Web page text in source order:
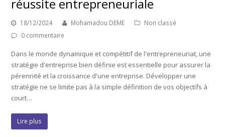
réussite entrepreneuriale
18/12/2024 Mohamadou DEME
Non classé
0 commentaire
Dans le monde dynamique et compétitif de l'entrepreneuriat, une
stratégie d'entreprise bien définie est essentielle pour assurer la
pérennité et la croissance d'une entreprise. Développer une
stratégie ne se limite pas à la simple définition de vos objectifs à
court…
Lire plus